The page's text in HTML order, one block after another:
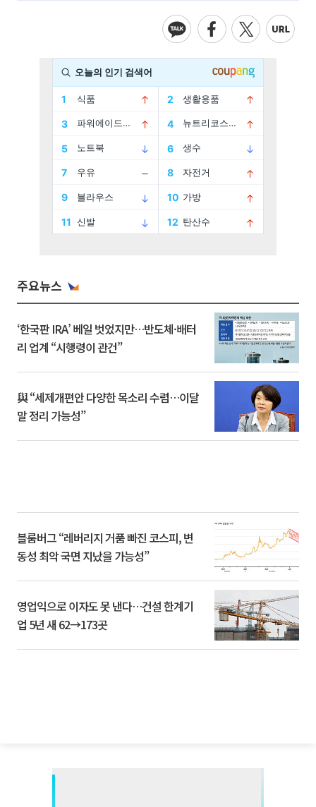
주요뉴스
‘한국판 IRA’ 베일 벗었지만…반도체·배터
리 업계 “시행령이 관건”
與 “세제개편안 다양한 목소리 수렴…이달
말 정리 가능성”
블룸버그 “레버리지 거품 빠진 코스피, 변
동성 최악 국면 지났을 가능성”
영업익으로 이자도 못 낸다…건설 한계기
업 5년 새 62→173곳